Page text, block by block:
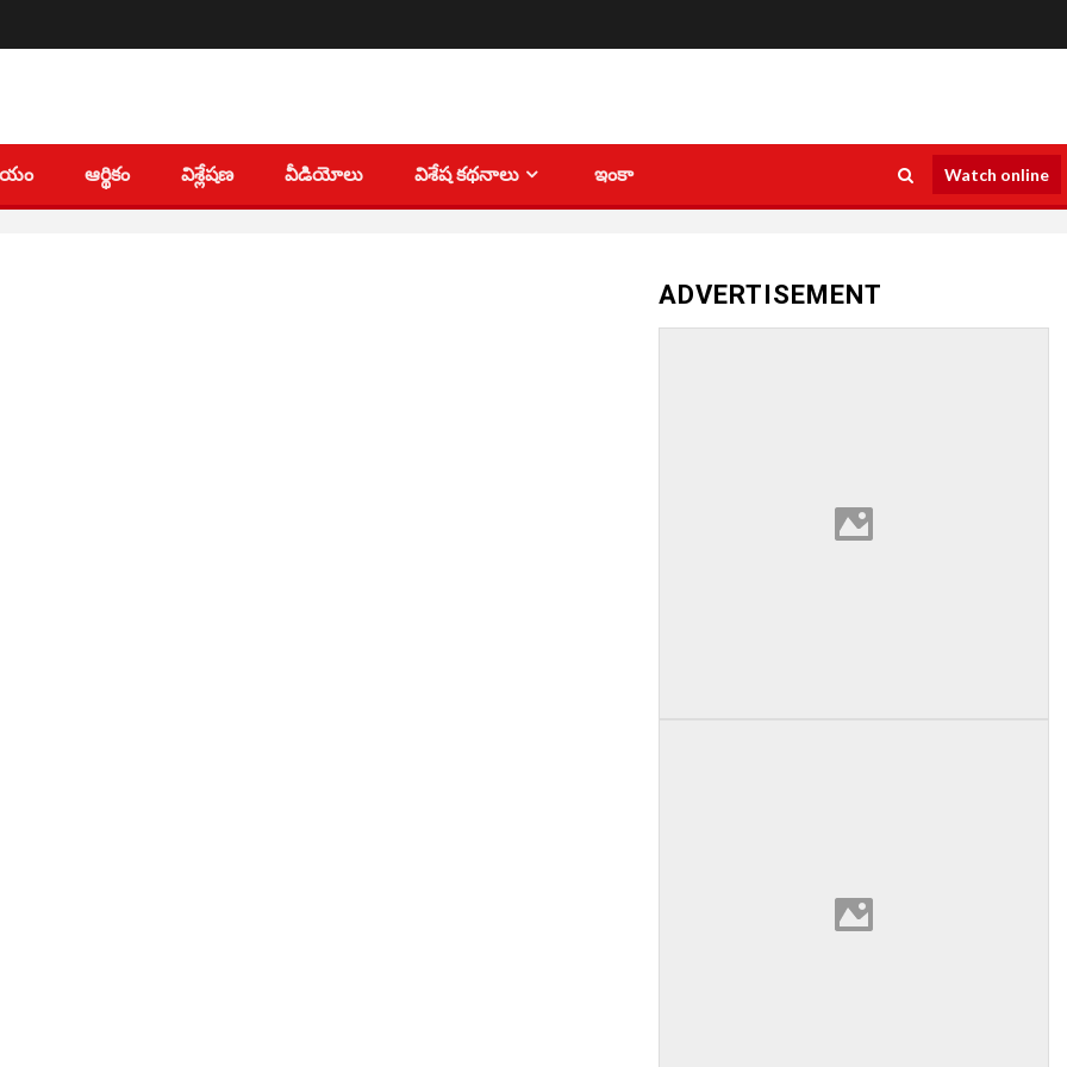
ఆర్థికం విశ్లేషణ వీడియోలు విశేష కథనాలు ఇంకా Watch online
ADVERTISEMENT